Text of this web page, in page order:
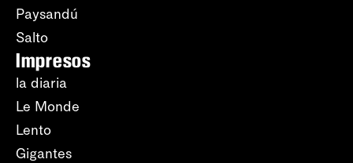
Paysandú
Salto
Impresos
la diaria
Le Monde
Lento
Gigantes